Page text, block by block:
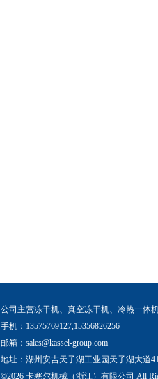
公司主营冻干机、真空冻干机、冷热一体
手机：13575769127,15356826256
邮箱： sales@kassel-group.com
地址：湖州安吉天子湖工业园天子湖大道
©2026 卡塞尔机械（浙江）有限公司 All